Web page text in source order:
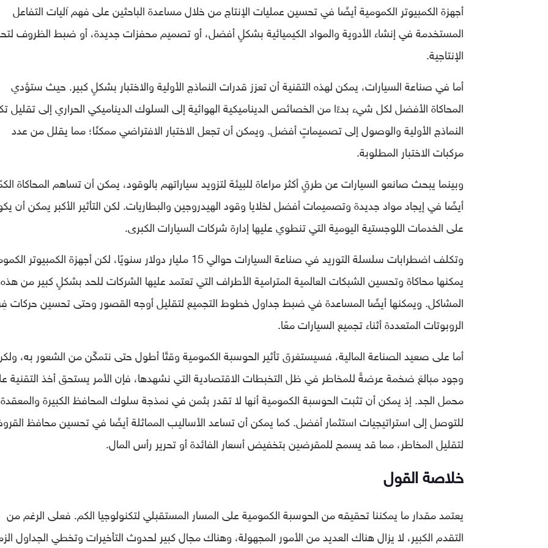
أجهزة الكمبيوتر الكمومية أيضًا في تحسين عمليات الإنتاج من خلال مساعدة الباحثين على فهم آليات التفاعل
المستخدمة في إنشاء الأدوية والمواد الكيميائية بشكلٍ أفضل، أو تصميم محفزات جديدة، أو ضبط الظروف
الإنتاجية.
أما في صناعة السيارات، يمكن لهذه التقنية أن تعزز قدرات النماذج الأولية والاختبار بشكلٍ كبير. حيث ستؤدي
المحاكاة الأفضل لكل شيء بدءًا من الخصائص الديناميكية الهوائية إلى السلوك الديناميكي الحراري إلى تقليل
النماذج الأولية والوصول إلى تصميماتٍ أفضل. ويمكن أن تجعل الاختبار الافتراضي ممكنًا؛ مما يقلل من عدد
مركبات الاختبار المطلوبة.
وبينما يبحث صانعو السيارات عن طرقٍ أكثر مراعاة للبيئة لتزويد سياراتهم بالوقود، يمكن أن تساهم المحاكاة
أيضًا في إيجاد مواد جديدة وتصميمات أفضل لخلايا وقود الهيدروجين والبطاريات. لكن التأثير الأكبر يمكن أن
على الخدمات اللوجستية اليومية التي تنطوي عليها إدارة شركات السيارات الكبرى.
وتكلف اضطرابات سلسلة التوريد في صناعة السيارات حوالي 15 مليار دولار سنويًا، لكن أجهزة الكمبيوتر
يمكنها محاكاة وتحسين الشبكات العالمية المترامية الأطراف التي تعتمد عليها الشركات للحد بشكلٍ كبير من هذه
المشاكل. ويمكنها أيضًا المساعدة في ضبط جداول خطوط التجميع لتقليل أوجه القصور وحتى تحسين حركات
الروبوتات المتعددة أثناء تجميع السيارات معًا.
أما على صعيد الصناعة المالية، فسيستغرق تأثير الحوسبة الكمومية وقتًا أطول حتى نتمكّن من الشعور به،
وجود مبالغ ضخمة عرضةً للمخاطر في ظل التخبطات الاقتصادية التي نشهدها، فإن الأمر يستحق أخذ التقنية
محمل الجد. إذ يمكن أن تثبت الحوسبة الكمومية أنها لا تقدر بثمن في نمذجة سلوك المحافظ الكبيرة والمعقدة
للتوصل إلى استراتيجيات استثمار أفضل. كما يمكن أن تساعد الأساليب المماثلة أيضًا في تحسين محافظ
لتقليل المخاطر، مما قد يسمح للمقرضين بتخفيض أسعار الفائدة أو تحرير رأس المال.
خلاصة القول
يعتمد مقدار ما يمكننا تحقيقه من الحوسبة الكمومية على المسار المستقبلي لتكنولوجيا الكم. فعلى الرغم من
التقدم الكبير، لا يزال هناك العديد من الأمور المجهولة، وهناك مجال كبير لحدوث التأخيرات وتخطي الجداول